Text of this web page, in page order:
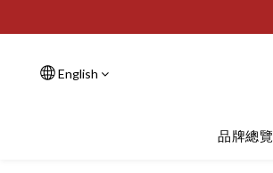
English
品牌總覽